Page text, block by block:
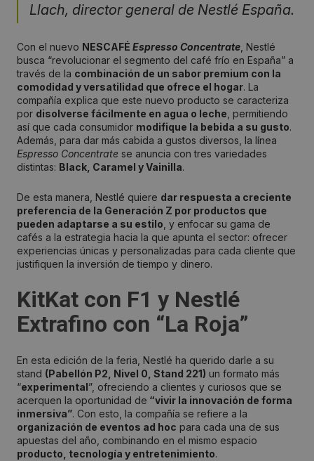
Llach, director general de Nestlé España.
Con el nuevo NESCAFÉ Espresso Concentrate , Nestlé
busca “revolucionar el segmento del café frío en España” a
través de la combinación de un sabor premium con la
comodidad y versatilidad que ofrece el hogar. La
compañía explica que este nuevo producto se caracteriza
por disolverse fácilmente en agua o leche , permitiendo
así que cada consumidor modifique la bebida a su gusto.
Además, para dar más cabida a gustos diversos, la línea
Espresso Concentrate se anuncia con tres variedades
distintas: Black, Caramel y Vainilla.
De esta manera, Nestlé quiere dar respuesta a creciente
preferencia de la Generación Z por productos que
pueden adaptarse a su estilo , y enfocar su gama de
cafés a la estrategia hacia la que apunta el sector: ofrecer
experiencias únicas y personalizadas para cada cliente que
justifiquen la inversión de tiempo y dinero.
KitKat con F1 y Nestlé
Extrafino con “La Roja”
En esta edición de la feria, Nestlé ha querido darle a su
stand (Pabellón P2, Nivel 0, Stand 221) un formato más
“experimental”, ofreciendo a clientes y curiosos que se
acerquen la oportunidad de “vivir la innovación de forma
inmersiva”. Con esto, la compañía se refiere a la
organización de eventos ad hoc para cada una de sus
apuestas del año, combinando en el mismo espacio
producto, tecnología y entretenimiento.